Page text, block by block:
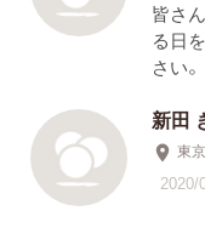
皆さ
る日
さい。
新田
東
2020/